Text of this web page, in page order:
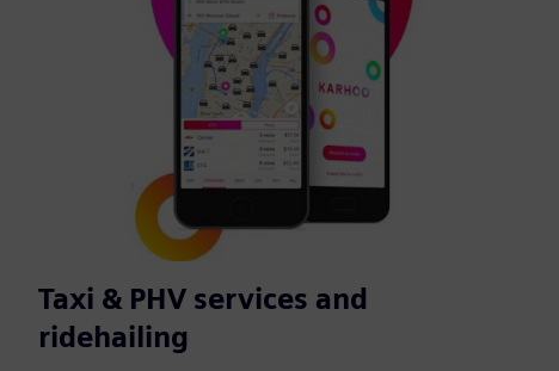
Taxi & PHV services and
ridehailing